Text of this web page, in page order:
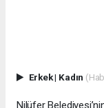
Erkek| Kadın
Nilüfer